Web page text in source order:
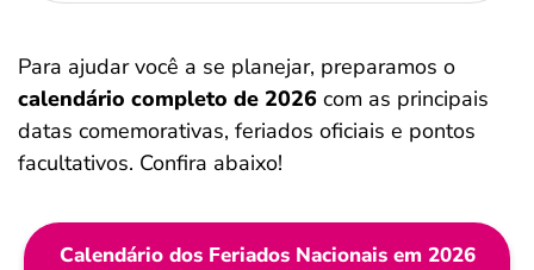
Para ajudar você a se planejar, preparamos o
calendário completo de 2026 com as principais
datas comemorativas, feriados oficiais e pontos
facultativos. Confira abaixo!
Calendário dos Feriados Nacionais em 2026